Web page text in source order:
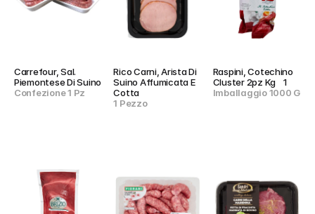
Carrefour, Sal.
Piemontese Di Suino
Confezione 1 Pz
Rico Carni, Arista Di
Suino Affumicata E
Cotta
1 Pezzo
Raspini, Cotechino
Cluster 2pz Kg    1
Imballaggio 1000 G